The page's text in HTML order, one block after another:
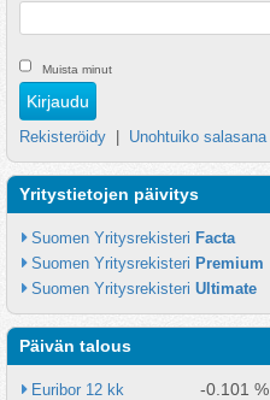
Muista minut
Rekisteröidy Unohtuiko salasana
Yritystietojen päivitys
Suomen Yritysrekisteri Facta
Suomen Yritysrekisteri Premium
Suomen Yritysrekisteri Ultimate
Päivän talous
Euribor 12 kk -0.101 %